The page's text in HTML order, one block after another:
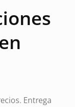
Entrega